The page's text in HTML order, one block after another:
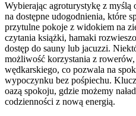
Wybierając agroturystykę z
na dostępne udogodnienia, które
przytulne pokoje z widokiem na
czytania książki, hamaki
dostęp do sauny lub jacuzzi.
możliwość korzystania z
wędkarskiego, co pozwala na
wypoczynku bez pośpiechu.
oazą spokoju, gdzie możemy
codzienności z nową energią.